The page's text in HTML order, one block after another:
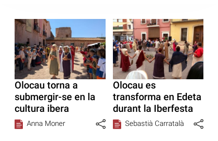
Olocau torna a
submergir-se en la
cultura ibera
Anna Moner
Olocau es
transforma en Edeta
durant la Iberfesta
Sebastià Carratalà